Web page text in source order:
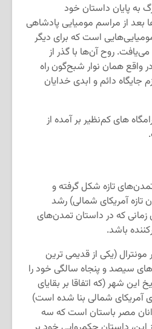
به پایان داستان خود
بعد از مراسم مومیایی پادشاهی
هایی است که برای دیگر
مییافت. روح آنها با گذر از
واقع همان نوار شبحگون راه
دائم و ابدی خدایان
های کمنظیر بر آمده از
های تازه شکل گرفته و
تازه آمریکای شمالی) رشد
که در داستان تمدنهای
کننده باشد.
مونترال (یکی از قدیمی ترین
سیصد و پنجاه سالگی خود را
این شهر (که اتفاقا بر بقایای
آمریکای شمالی بنا شده است)
مصر باستان است که سه